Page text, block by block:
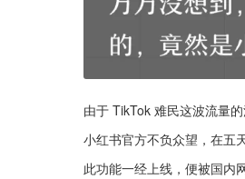
由于 TikTok 难民这波流量
小红书官方不负众望，在五
此功能一经上线，便被国内